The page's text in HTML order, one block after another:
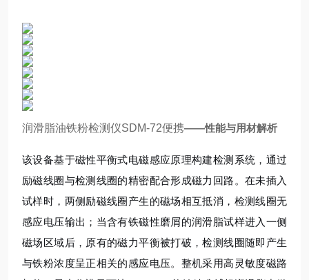
润滑脂油铁粉检测仪SDM-72便携——性能与用材解析
该设备基于磁性平衡式电磁感应原理构建检测系统，通过
励磁线圈与检测线圈的精密配合形成磁力回路。在未插入
试样时，两侧励磁线圈产生的磁场相互抵消，检测线圈无
感应电压输出；当含有铁磁性磨屑的润滑脂试样进入一侧
磁场区域后，原有的磁力平衡被打破，检测线圈随即产生
与铁粉浓度呈正相关的感应电压。整机采用高灵敏度磁路